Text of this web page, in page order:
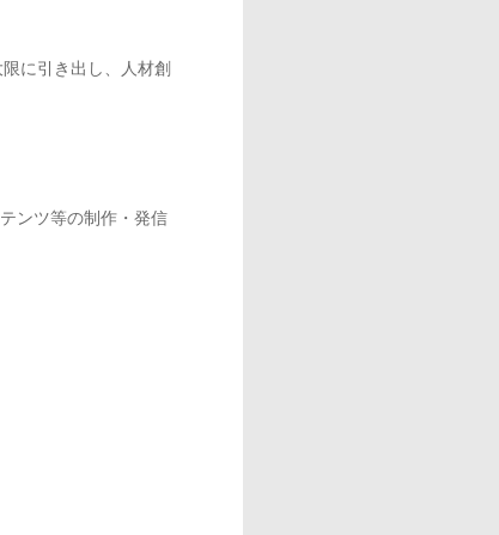
に引き出し、人材創
ンツ等の制作・発信